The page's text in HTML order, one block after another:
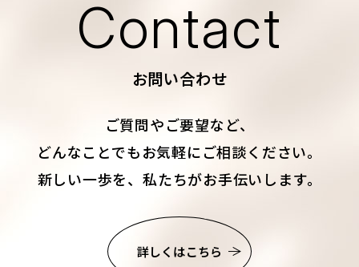
Contact
お問い合わせ
ご質問やご要望など、
どんなことでもお気軽にご相談ください。
新しい一歩を、私たちがお手伝いします。
詳しくはこちら